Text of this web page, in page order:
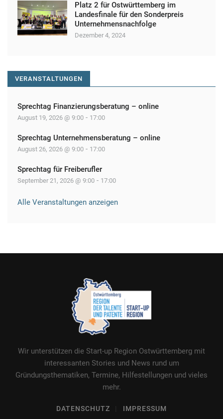
Platz 2 für Ostwürttemberg im
Landesfinale für den Sonderpreis
Unternehmensnachfolge
Dezember 4, 2024
VERANSTALTUNGEN
Sprechtag Finanzierungsberatung – online
August 19, 2026 @ 9:00 - 17:00
Sprechtag Unternehmensberatung – online
August 26, 2026 @ 9:00 - 17:00
Sprechtag für Freiberufler
September 21, 2026 @ 9:00 - 17:00
Alle Veranstaltungen anzeigen
Wir unterstützen die Start-up Region Ostwürttemberg mit
interessanten Stories und News rund um
Gründungsthematiken, Termine, Hilfestellungen und vieles
mehr.
DATENSCHUTZ IMPRESSUM